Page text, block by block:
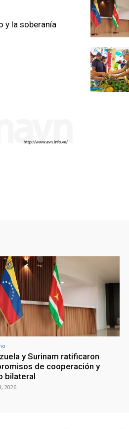
y la soberanía
y Surinam ratificaron
de cooperación y
bilateral
2026